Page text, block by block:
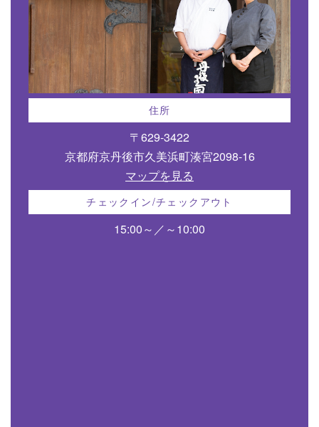
住所
〒629-3422
京都府京丹後市久美浜町湊宮2098-16
マップを見る
チェックイン/チェックアウト
15:00～／～10:00